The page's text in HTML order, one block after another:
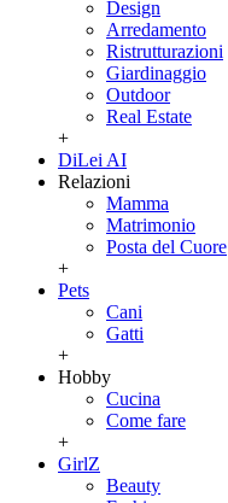
Design
Arredamento
Ristrutturazioni
Giardinaggio
Outdoor
Real Estate
+
DiLei AI
Relazioni
Mamma
Matrimonio
Posta del Cuore
+
Pets
Cani
Gatti
+
Hobby
Cucina
Come fare
+
GirlZ
Beauty